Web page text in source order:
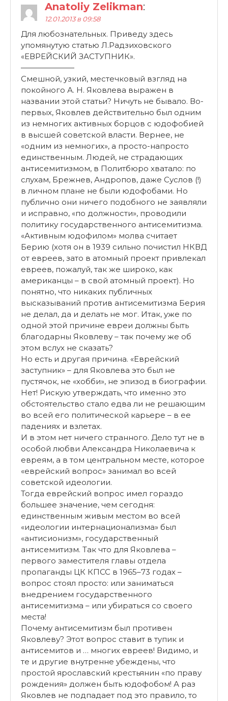
Anatoliy Zelikman:
12.01.2013 в 09:58
Для любознательных. Приведу здесь
упомянутую статью Л.Радзиховского
«ЕВРЕЙСКИЙ ЗАСТУПНИК».
———————
Смешной, узкий, местечковый взгляд на
покойного А. Н. Яковлева выражен в
названии этой статьи? Ничуть не бывало. Во-
первых, Яковлев действительно был одним
из немногих активных борцов с юдофобией
в высшей советской власти. Вернее, не
«одним из немногих», а просто-напросто
единственным. Людей, не страдающих
антисемитизмом, в Политбюро хватало: по
слухам, Брежнев, Андропов, даже Суслов (!)
в личном плане не были юдофобами. Но
публично они ничего подобного не заявляли
и исправно, «по должности», проводили
политику государственного антисемитизма.
«Активным юдофилом» молва считает
Берию (хотя он в 1939 сильно почистил НКВД
от евреев, зато в атомный проект привлекал
евреев, пожалуй, так же широко, как
американцы – в свой атомный проект). Но
понятно, что никаких публичных
высказываний против антисемитизма Берия
не делал, да и делать не мог. Итак, уже по
одной этой причине евреи должны быть
благодарны Яковлеву – так почему же об
этом вслух не сказать?
Но есть и другая причина. «Еврейский
заступник» – для Яковлева это был не
пустячок, не «хобби», не эпизод в биографии.
Нет! Рискую утверждать, что именно это
обстоятельство стало едва ли не решающим
во всей его политической карьере – в ее
падениях и взлетах.
И в этом нет ничего странного. Дело тут не в
особой любви Александра Николаевича к
евреям, а в том центральном месте, которое
«еврейский вопрос» занимал во всей
советской идеологии.
Тогда еврейский вопрос имел гораздо
большее значение, чем сегодня:
единственным живым местом во всей
«идеологии интернационализма» был
«антисионизм», государственный
антисемитизм. Так что для Яковлева –
первого заместителя главы отдела
пропаганды ЦК КПСС в 1965–73 годах –
вопрос стоял просто: или заниматься
внедрением государственного
антисемитизма – или убираться со своего
места!
Почему антисемитизм был противен
Яковлеву? Этот вопрос ставит в тупик и
антисемитов и … многих евреев! Видимо, и
те и другие внутренне убеждены, что
простой ярославский крестьянин «по праву
рождения» должен быть юдофобом! А раз
Яковлев не подпадает под это правило, то